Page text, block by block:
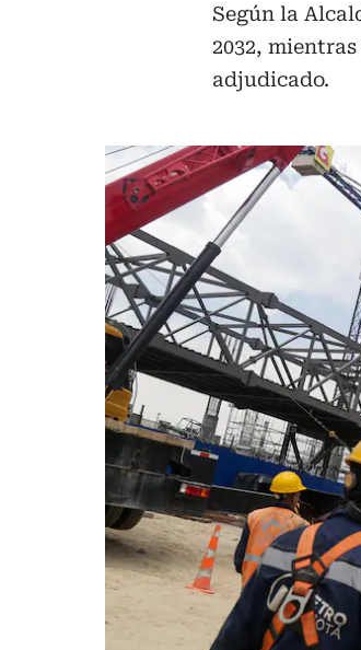
Según la
2032,
adjudicado.